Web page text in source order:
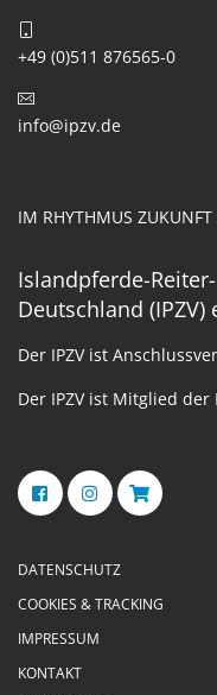
+49 (0)511 876565-0
info@ipzv.de
IM RHYTHMUS ZUKUNFT
Islandpferde-
Deutschland (IPZV)
Der IPZV ist
Der IPZV ist Mitglied der
DATENSCHUTZ
COOKIES & TRACKING
IMPRESSUM
KONTAKT